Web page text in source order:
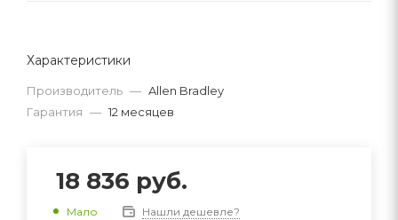
Характеристики
Производитель — Allen Bradley
Гарантия — 12 месяцев
18 836 руб.
Мало Нашли дешевле?